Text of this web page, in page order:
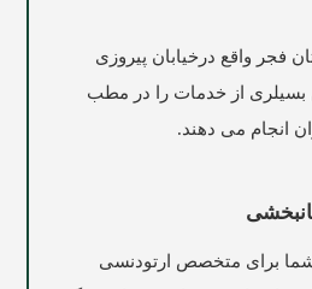
فجر واقع درخیابان پیروزی
بسیلری از خدمات را در مطب
انجام می دهند.
شما برای متخصص ارتودنسی